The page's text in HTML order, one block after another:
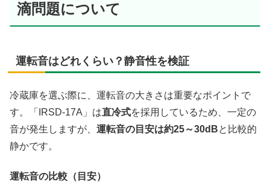
滴問題について
運転音はどれくらい？静音性を検証
冷蔵庫を選ぶ際に、運転音の大きさは重要なポイントで
す。「IRSD-17A」は直冷式を採用しているため、一定の
音が発生しますが、 運転音の目安は約25～30dBと比較的
静かです。
運転音の比較（目安）